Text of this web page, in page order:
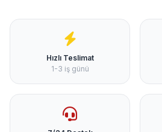
Hızlı Teslimat
1-3 iş günü